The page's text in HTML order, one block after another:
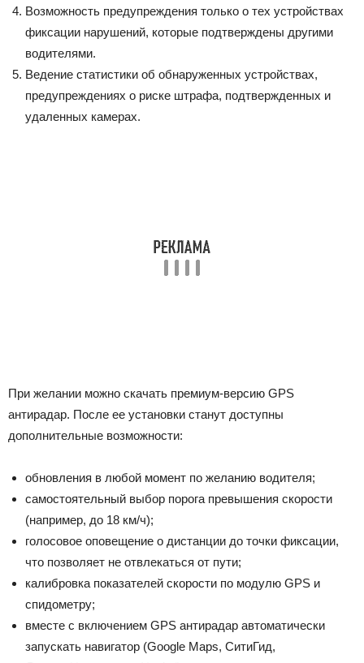
Возможность предупреждения только о тех устройствах
фиксации нарушений, которые подтверждены другими
водителями.
Ведение статистики об обнаруженных устройствах,
предупреждениях о риске штрафа, подтвержденных и
удаленных камерах.
При желании можно скачать премиум-версию GPS
антирадар. После ее установки станут доступны
дополнительные возможности:
обновления в любой момент по желанию водителя;
самостоятельный выбор порога превышения скорости
(например, до 18 км/ч);
голосовое оповещение о дистанции до точки фиксации,
что позволяет не отвлекаться от пути;
калибровка показателей скорости по модулю GPS и
спидометру;
вместе с включением GPS антирадар автоматически
запускать навигатор (Google Maps, СитиГид,